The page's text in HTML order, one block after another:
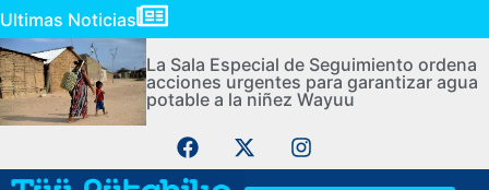
Ultimas Noticias
La Sala Especial de Seguimiento ordena
acciones urgentes para garantizar agua
potable a la niñez Wayuu